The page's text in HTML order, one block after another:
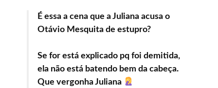
É essa a cena que a Juliana acusa o
Otávio Mesquita de estupro?
Se for está explicado pq foi demitida,
ela não está batendo bem da cabeça.
Que vergonha Juliana